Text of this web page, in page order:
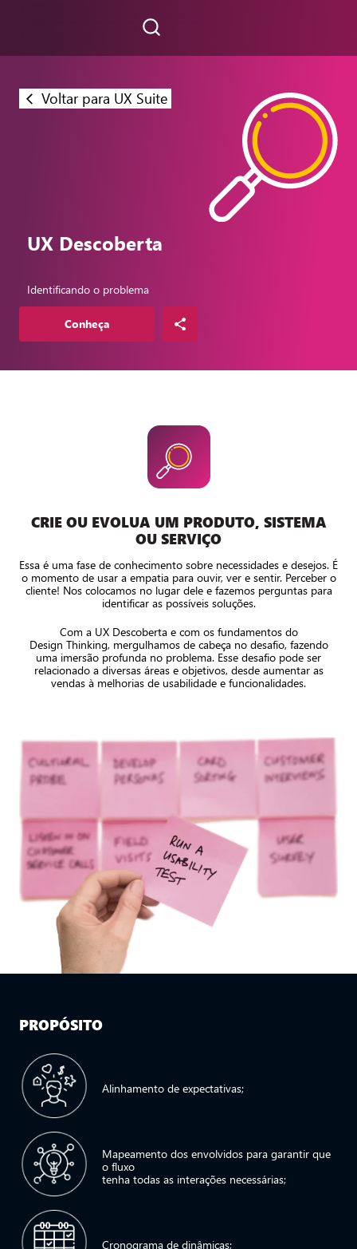
Voltar para UX Suite
UX Descoberta
Identificando o problema
Conheça
CRIE OU EVOLUA UM PRODUTO, SISTEMA
OU SERVIÇO
Essa é uma fase de conhecimento sobre necessidades e desejos. É
o momento de usar a empatia para ouvir, ver e sentir. Perceber o
cliente! Nos colocamos no lugar dele e fazemos perguntas para
identificar as possíveis soluções.
Com a UX Descoberta e com os fundamentos do
Design Thinking, mergulhamos de cabeça no desafio, fazendo
uma imersão profunda no problema. Esse desafio pode ser
relacionado a diversas áreas e objetivos, desde aumentar as
vendas à melhorias de usabilidade e funcionalidades.
PROPÓSITO
Alinhamento de expectativas;
Mapeamento dos envolvidos para garantir que
o fluxo
tenha todas as interações necessárias;
Cronograma de dinâmicas;